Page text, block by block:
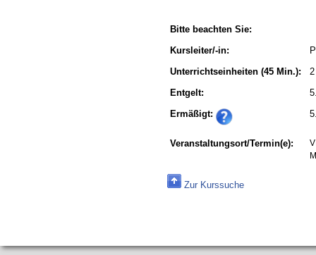
Bitte beachten Sie:
Kursleiter/-in:
Unterrichtseinheiten (45 Min.):
Entgelt:
Ermäßigt:
Veranstaltungsort/Termin(e):
Zur Kurssuche